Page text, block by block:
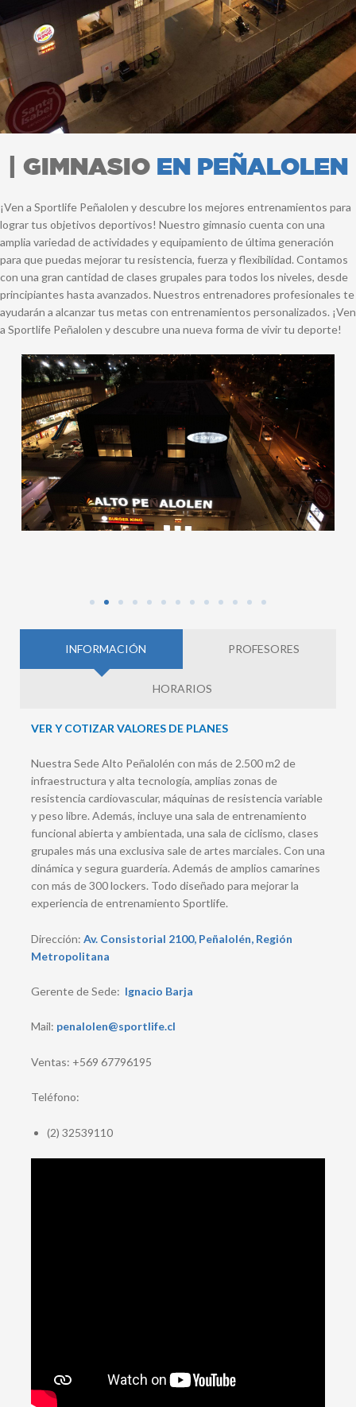
| GIMNASIO EN PEÑALOLEN
¡Ven a Sportlife Peñalolen y descubre los mejores entrenamientos para
lograr tus objetivos deportivos! Nuestro gimnasio cuenta con una
amplia variedad de actividades y equipamiento de última generación
para que puedas mejorar tu resistencia, fuerza y flexibilidad. Contamos
con una gran cantidad de clases grupales para todos los niveles, desde
principiantes hasta avanzados. Nuestros entrenadores profesionales te
ayudarán a alcanzar tus metas con entrenamientos personalizados. ¡Ven
a Sportlife Peñalolen y descubre una nueva forma de vivir tu deporte!
INFORMACIÓN PROFESORES
HORARIOS
VER Y COTIZAR VALORES DE PLANES
Nuestra Sede Alto Peñalolén con más de 2.500 m2 de
infraestructura y alta tecnología, amplias zonas de
resistencia cardiovascular, máquinas de resistencia variable
y peso libre. Además, incluye una sala de entrenamiento
funcional abierta y ambientada, una sala de ciclismo, clases
grupales más una exclusiva sale de artes marciales. Con una
dinámica y segura guardería. Además de amplios camarines
con más de 300 lockers. Todo diseñado para mejorar la
experiencia de entrenamiento Sportlife.
Dirección: Av. Consistorial 2100, Peñalolén, Región
Metropolitana
Gerente de Sede: Ignacio Barja
Mail: penalolen@sportlife.cl
Ventas: +569 67796195
Teléfono:
(2) 32539110